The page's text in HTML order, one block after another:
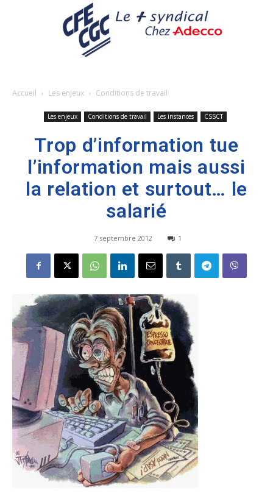
Accueil Les enjeux Conditions de travail
Les enjeux Conditions de travail Les instances CSSCT
Trop d’information tue
l’information mais aussi
la relation et surtout… le
salarié
7 septembre 2012 1